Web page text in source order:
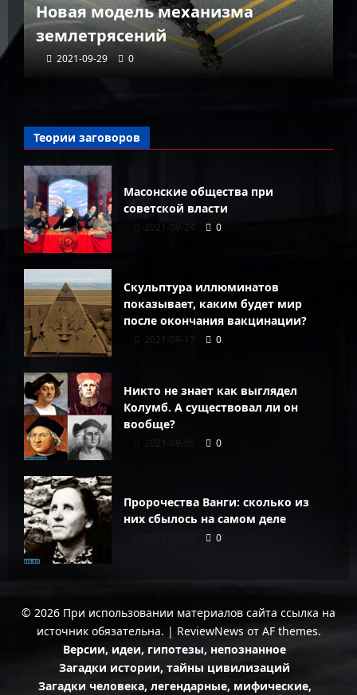
Новая модель механизма
землетрясений
2021-09-29 0
Теории заговоров
Масонские общества при
советской власти
2021-09-24 0
Скульптура иллюминатов
показывает, каким будет мир
после окончания вакцинации?
2021-09-17 0
Никто не знает как выглядел
Колумб. А существовал ли он
вообще?
2021-09-05 0
Пророчества Ванги: сколько из
них сбылось на самом деле
0
© 2026 При использовании материалов сайта ссылка на
источник обязательна. | ReviewNews от AF themes.
Версии, идеи, гипотезы, непознанное
Загадки истории, тайны цивилизаций
Загадки человека, легендарные, мифические,